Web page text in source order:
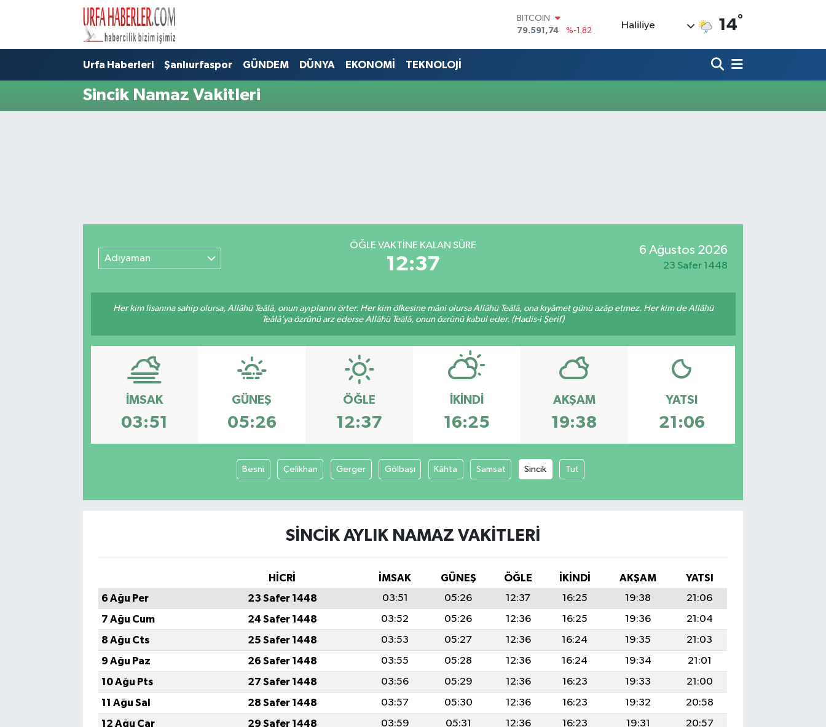
BITCOIN
79.591,74
%-1.82
53,38690
%0.19
Haliliye 14°
Urfa Haberleri Şanlıurfaspor GÜNDEM DÜNYA EKONOMİ TEKNOLOJİ
Sincik Namaz Vakitleri
Adıyaman
ÖĞLE VAKTİNE KALAN SÜRE
12:36
6 Ağustos 2026
23 Safer 1448
Her kim lisanına sahip olursa, Allâhü Teâlâ, onun ayıplarını örter. Her kim öfkesine mâni olursa Allâhü Teâlâ, ona kıyâmet günü azâp etmez. Her kim de Allâhü
Teâlâ’ya özrünü arz ederse Allâhü Teâlâ, onun özrünü kabul eder. (Hadis-i Şerif)
İMSAK
03:51
GÜNEŞ
05:26
ÖĞLE
12:37
İKINDI
16:25
AKŞAM
19:38
YATSI
21:06
Besni Çelikhan Gerger Gölbaşı Kâhta Samsat Sincik Tut
SINCIK AYLIK NAMAZ VAKITLERI
HİCRİ İMSAK GÜNEŞ ÖĞLE İKINDI AKŞAM
YATSI
6 Ağu Per
23 Safer 1448 03:51 05:26 12:37 16:25 19:38
21:06
7 Ağu Cum
24 Safer 1448 03:52 05:26 12:36 16:25 19:36
21:04
8 Ağu Cts
25 Safer 1448 03:53 05:27 12:36 16:24 19:35
21:03
9 Ağu Paz
26 Safer 1448 03:55 05:28 12:36 16:24 19:34
21:01
10 Ağu Pts
27 Safer 1448 03:56 05:29 12:36 16:23 19:33
21:00
11 Ağu Sal
28 Safer 1448 03:57 05:30 12:36 16:23 19:32
20:58
12 Ağu Çar
29 Safer 1448 03:59 05:31 12:36 16:23 19:31
20:57
Şanlıurfa Nöbetçi Eczaneler
Şanlıurfa Namaz Vakitleri